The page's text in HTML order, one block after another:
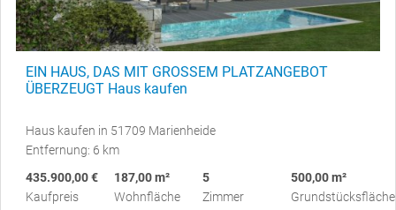
EIN HAUS, DAS MIT GROSSEM PLATZANGEBOT
ÜBERZEUGT Haus kaufen
Haus kaufen in 51709 Marienheide
Entfernung: 6 km
435.900,00 €
Kaufpreis
187,00 m²
Wohnfläche
5
Zimmer
500,00 m²
Grundstücksfläche